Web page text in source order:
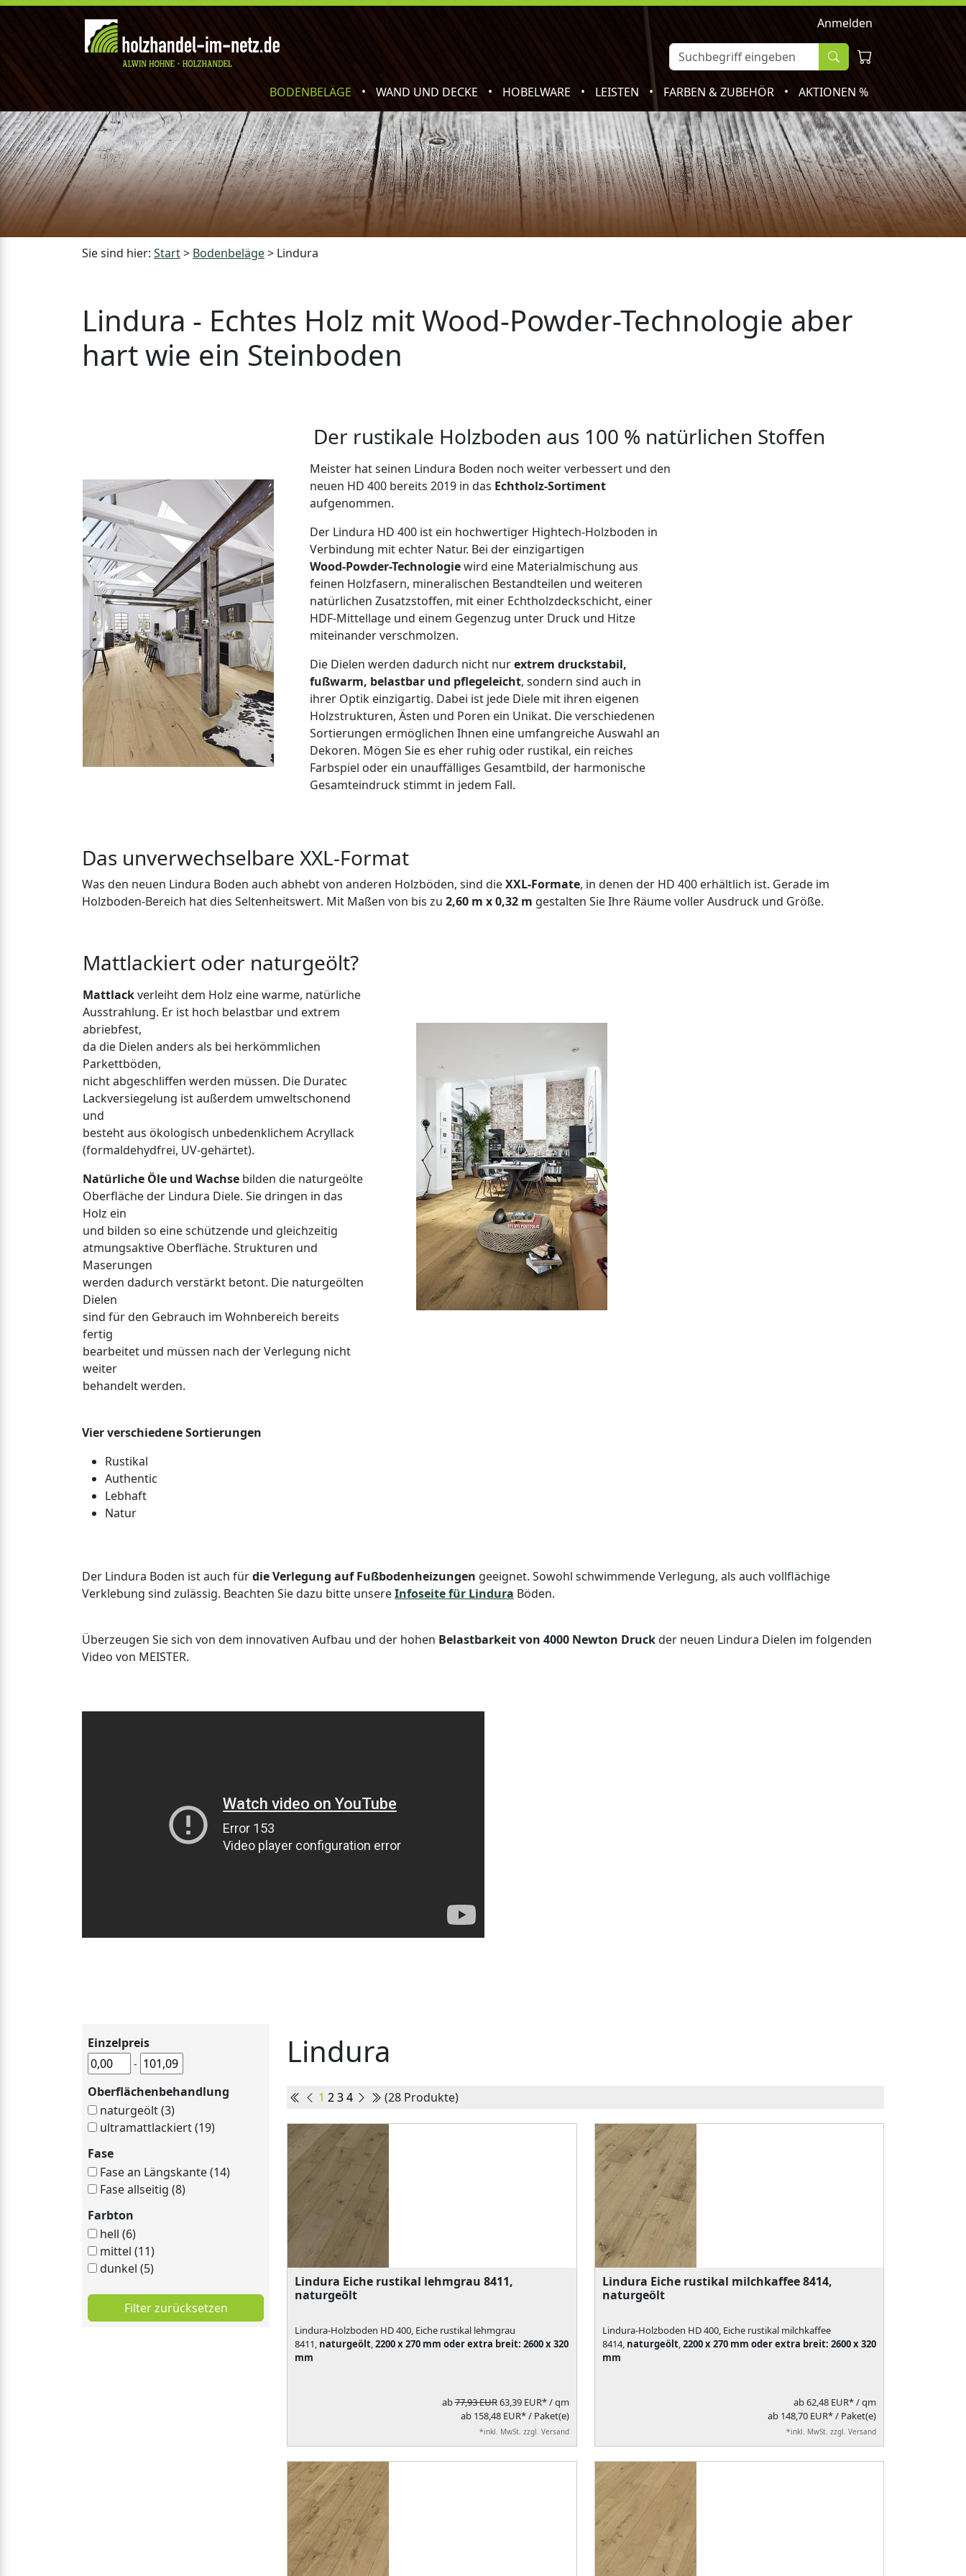
Anmelden
BODENBELÄGE • WAND UND DECKE • HOBELWARE • LEISTEN • FARBEN & ZUBEHÖR • AKTIONEN %
Sie sind hier: Start> Bodenbeläge> Lindura
Lindura - Echtes Holz mit Wood-Powder-Technologie aber
hart wie ein Steinboden
Der rustikale Holzboden aus 100 % natürlichen Stoffen
Meister hat seinen Lindura Boden noch weiter verbessert und den
neuen HD 400 bereits 2019 in das Echtholz-Sortiment
aufgenommen.
Der Lindura HD 400 ist ein hochwertiger Hightech-Holzboden in
Verbindung mit echter Natur. Bei der einzigartigen
Wood-Powder-Technologiewird eine Materialmischung aus
feinen Holzfasern, mineralischen Bestandteilen und weiteren
natürlichen Zusatzstoffen, mit einer Echtholzdeckschicht, einer
HDF-Mittellage und einem Gegenzug unter Druck und Hitze
miteinander verschmolzen.
Die Dielen werden dadurch nicht nurextrem druckstabil,
fußwarm, belastbar und pflegeleicht, sondern sind auch in
ihrer Optik einzigartig. Dabei ist jede Diele mit ihren eigenen
Holzstrukturen, Ästen und Poren ein Unikat. Die verschiedenen
Sortierungen ermöglichen Ihnen eine umfangreiche Auswahl an
Dekoren. Mögen Sie es eher ruhig oder rustikal, ein reiches
Farbspiel oder ein unauffälliges Gesamtbild, der harmonische
Gesamteindruck stimmt in jedem Fall.
Das unverwechselbare XXL-Format
Was den neuen Lindura Boden auch abhebt von anderen Holzböden, sind dieXXL-Formate, in denen der HD 400 erhältlich ist. Gerade im
Holzboden-Bereich hat dies Seltenheitswert. Mit Maßen von bis zu 2,60 m x 0,32 m gestalten Sie Ihre Räume voller Ausdruck und Größe.
Mattlackiert oder naturgeölt?
Mattlackverleiht dem Holz eine warme, natürliche
Ausstrahlung. Er ist hoch belastbar und extrem
abriebfest,
da die Dielen anders als bei herkömmlichen
Parkettböden,
nicht abgeschliffen werden müssen. Die Duratec
Lackversiegelung ist außerdem umweltschonend
und
besteht aus ökologisch unbedenklichem Acryllack
(formaldehydfrei, UV-gehärtet).
Natürliche Öle und Wachse bilden die naturgeölte
Oberfläche der Lindura Diele. Sie dringen in das
Holz ein
und bilden so eine schützende und gleichzeitig
atmungsaktive Oberfläche. Strukturen und
Maserungen
werden dadurch verstärkt betont. Die naturgeölten
Dielen
sind für den Gebrauch im Wohnbereich bereits
fertig
bearbeitet und müssen nach der Verlegung nicht
weiter
behandelt werden.
Vier verschiedene Sortierungen
Rustikal
Authentic
Lebhaft
Natur
Der Lindura Boden ist auch fürdie Verlegung aufFußbodenheizungen geeignet. Sowohl schwimmende Verlegung, als auch vollflächige
Verklebung sind zulässig. Beachten Sie dazu bitte unsereInfoseite für Lindura Böden.
Überzeugen Sie sich von dem innovativen Aufbau und der hohen Belastbarkeit von 4000 Newton Druckder neuen Lindura Dielen im folgenden
Video von MEISTER.
Einzelpreis
-
Oberflächenbehandlung
naturgeölt (3)
ultramattlackiert (19)
Fase
Fase an Längskante (14)
Fase allseitig (8)
Farbton
hell (6)
mittel (11)
dunkel (5)
Filter zurücksetzen
Lindura
1 234 (28 Produkte)
Lindura Eiche rustikal lehmgrau 8411,
naturgeölt
Lindura-Holzboden HD 400, Eiche rustikal lehmgrau
8411, naturgeölt,2200 x 270 mm oder extra breit: 2600 x 320
mm
ab77,93 EUR63,39 EUR*/ qm
ab 158,48 EUR* / Paket(e)
*inkl. MwSt. zzgl. Versand
Lindura Eiche rustikal milchkaffee 8414,
naturgeölt
Lindura-Holzboden HD 400, Eiche rustikal milchkaffee
8414,naturgeölt,2200 x 270 mm oder extra breit: 2600 x 320
mm
ab62,48 EUR*/ qm
ab 148,70 EUR* / Paket(e)
*inkl. MwSt. zzgl. Versand